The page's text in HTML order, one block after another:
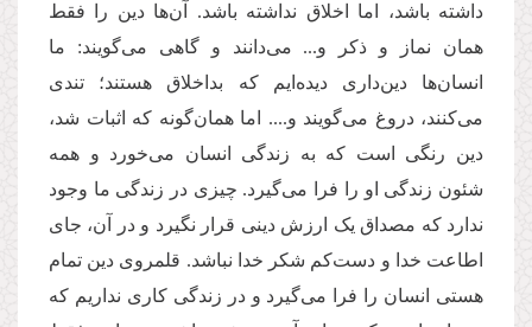
داشته باشد، اما اخلاق نداشته باشد. آن‌ها دین را فقط
همان نماز و ذکر و... می‌دانند و گاهی می‌گویند: ما
انسا‌ن‌ها دین‌داری دیده‌ایم که بداخلاق هستند؛ تندی
می‌کنند، دروغ می‌گویند و.... اما همان‌گونه که اثبات شد،
دین رنگی است که به زندگی انسان می‌خورد و همه
شئون زندگی او را فرا می‌گیرد. چیزی در زندگی ما وجود
ندارد که مصداق یک ارزش دینی قرار نگیرد و در آن، جای
اطاعت خدا و دست‌کم شکر خدا نباشد. قلمروی دین تمام
هستی انسان را فرا می‌گیرد و در زندگی کاری نداریم که